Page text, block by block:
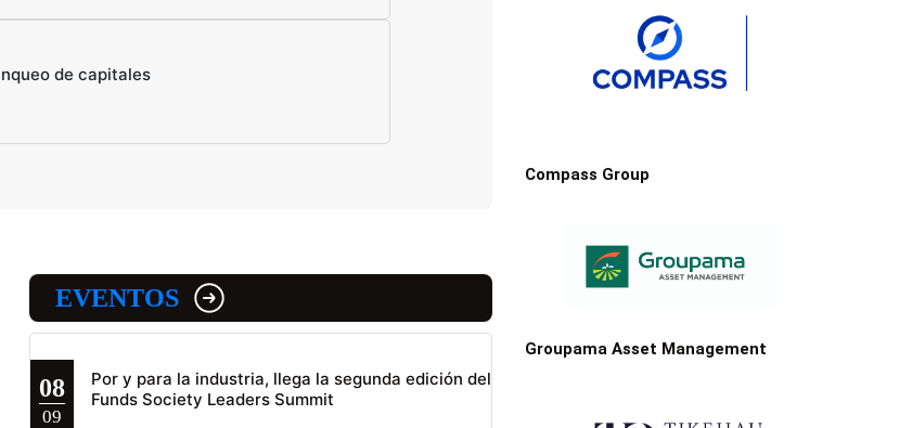
de capitales
EVENTOS
08
09
Por y para la industria, llega la segunda edición del
Funds Society Leaders Summit
Compass Group
Groupama Asset Management